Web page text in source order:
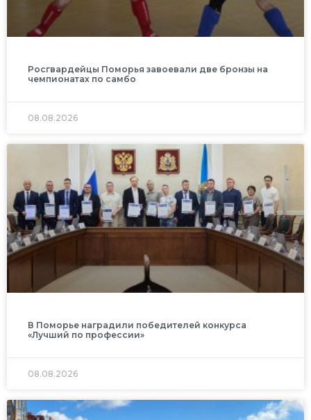
Росгвардейцы Поморья завоевали две бронзы на
чемпионатах по самбо
08.08.2026
В Поморье наградили победителей конкурса
«Лучший по профессии»
08.08.2026